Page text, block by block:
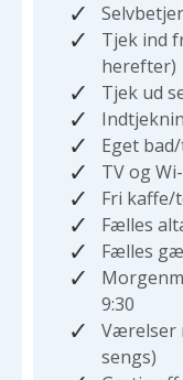
Tjek ind
herefter)
Tjek ud
Eget
TV og
Fri kaffe/
Fælles
Fælles
9:30
Værelser
sengs)